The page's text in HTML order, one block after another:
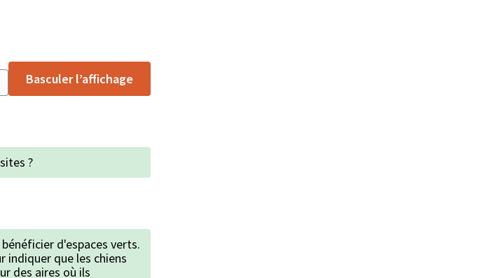
Basculer l’affichage
?
d'espaces verts.
indiquer que les chiens
des aires où ils